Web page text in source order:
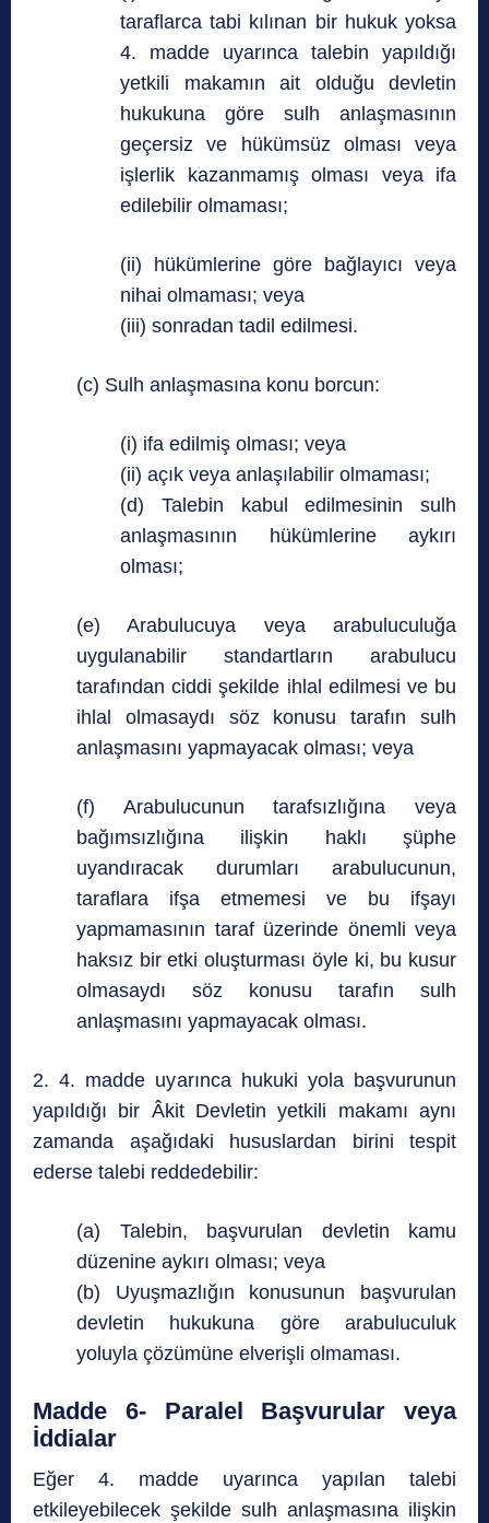
taraflarca tabi kılınan bir hukuk yoksa
4. madde uyarınca talebin yapıldığı
yetkili makamın ait olduğu devletin
hukukuna göre sulh anlaşmasının
geçersiz ve hükümsüz olması veya
işlerlik kazanmamış olması veya ifa
edilebilir olmaması;
(ii) hükümlerine göre bağlayıcı veya
nihai olmaması; veya
(iii) sonradan tadil edilmesi.
(c) Sulh anlaşmasına konu borcun:
(i) ifa edilmiş olması; veya
(ii) açık veya anlaşılabilir olmaması;
(d) Talebin kabul edilmesinin sulh
anlaşmasının hükümlerine aykırı
olması;
(e) Arabulucuya veya arabuluculuğa
uygulanabilir standartların arabulucu
tarafından ciddi şekilde ihlal edilmesi ve bu
ihlal olmasaydı söz konusu tarafın sulh
anlaşmasını yapmayacak olması; veya
(f) Arabulucunun tarafsızlığına veya
bağımsızlığına ilişkin haklı şüphe
uyandıracak durumları arabulucunun,
taraflara ifşa etmemesi ve bu ifşayı
yapmamasının taraf üzerinde önemli veya
haksız bir etki oluşturması öyle ki, bu kusur
olmasaydı söz konusu tarafın sulh
anlaşmasını yapmayacak olması.
2. 4. madde uyarınca hukuki yola başvurunun
yapıldığı bir Âkit Devletin yetkili makamı aynı
zamanda aşağıdaki hususlardan birini tespit
ederse talebi reddedebilir:
(a) Talebin, başvurulan devletin kamu
düzenine aykırı olması; veya
(b) Uyuşmazlığın konusunun başvurulan
devletin hukukuna göre arabuluculuk
yoluyla çözümüne elverişli olmaması.
Madde 6- Paralel Başvurular veya
İddialar
Eğer 4. madde uyarınca yapılan talebi
etkileyebilecek şekilde sulh anlaşmasına ilişkin